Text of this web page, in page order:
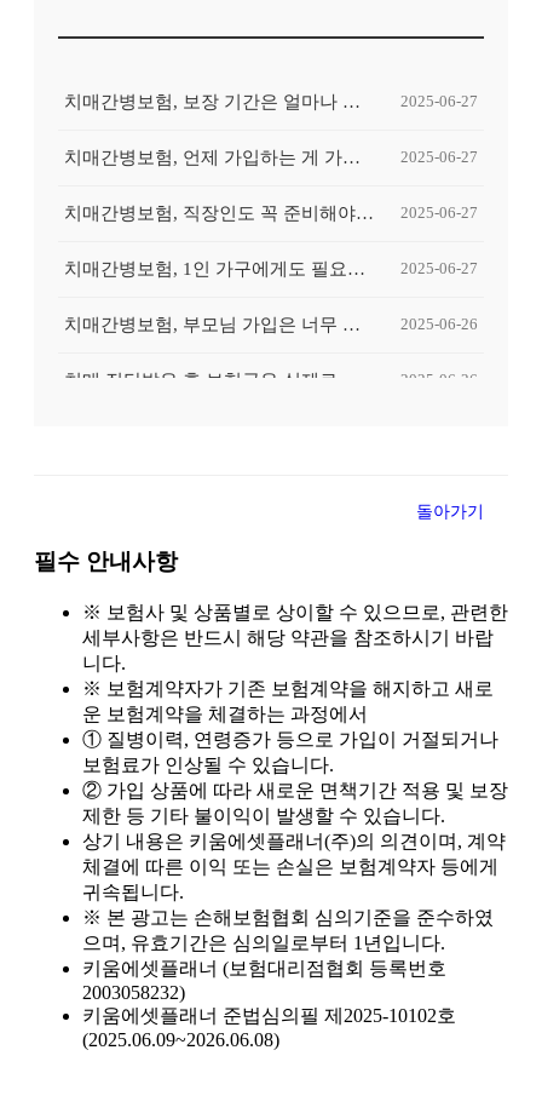
치매간병보험, 보장 기간은 얼마나 중요한가요? 2025-06-27
치매간병보험, 언제 가입하는 게 가장 유리할까요? 2025-06-27
치매간병보험, 직장인도 꼭 준비해야 할까요? 2025-06-27
치매간병보험, 1인 가구에게도 필요할까요? 2025-06-27
치매간병보험, 부모님 가입은 너무 늦은 걸까요? 2025-06-26
2025-06-26
치매간병보험, 장기요양등급과 무슨 관계가 있나요? 2025-06-25
치매간병보험, 진단받고 나면 바로 간병비가 나오나요?
치매간병보험, 가입 후 바로 보장되나요? 2025-06-24
치매간병보험, 단독형과 종합형 중 어떤 게 좋을까? 2025-06-24
치매간병보험, 보험료 납입은 언제까지 해야 하나요? 2025-06-24
돌아가기
필수 안내사항
※ 보험사 및 상품별로 상이할 수 있으므로, 관련한
세부사항은 반드시 해당 약관을 참조하시기 바랍
니다.
※ 보험계약자가 기존 보험계약을 해지하고 새로
운 보험계약을 체결하는 과정에서
① 질병이력, 연령증가 등으로 가입이 거절되거나
보험료가 인상될 수 있습니다.
② 가입 상품에 따라 새로운 면책기간 적용 및 보장
제한 등 기타 불이익이 발생할 수 있습니다.
상기 내용은 키움에셋플래너(주)의 의견이며, 계약
체결에 따른 이익 또는 손실은 보험계약자 등에게
귀속됩니다.
※ 본 광고는 손해보험협회 심의기준을 준수하였
으며, 유효기간은 심의일로부터 1년입니다.
키움에셋플래너 (보험대리점협회 등록번호
2003058232)
키움에셋플래너 준법심의필 제2025-10102호
(2025.06.09~2026.06.08)